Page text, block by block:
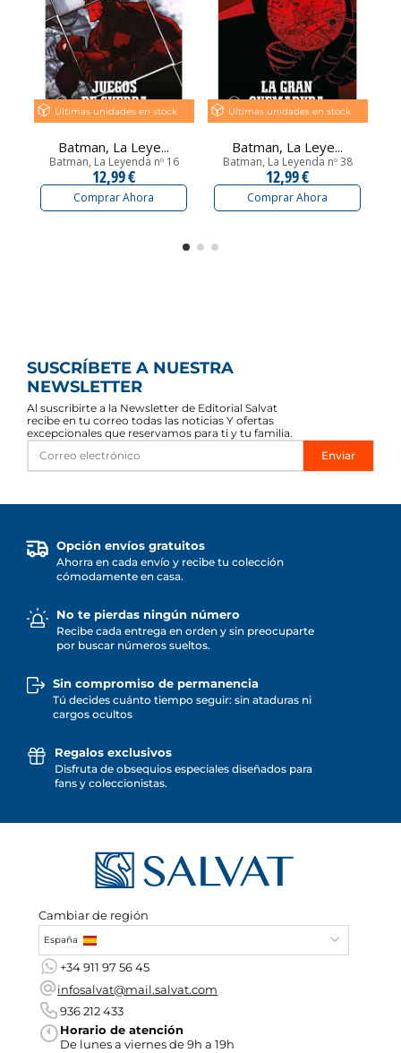
Últimas unidades en stock
Batman, La Leye...
Batman, La Leyenda nº 16
12,99 €
Comprar Ahora
Últimas unidades en stock
Batman, La Leye...
Batman, La Leyenda nº 38
12,99 €
Comprar Ahora
SUSCRÍBETE A NUESTRA
NEWSLETTER
Al suscribirte a la Newsletter de Editorial Salvat
recibe en tu correo todas las noticias Y ofertas
excepcionales que reservamos para ti y tu familia.
Enviar
Opción envíos gratuitos
Ahorra en cada envío y recibe tu colección
cómodamente en casa.
No te pierdas ningún número
Recibe cada entrega en orden y sin preocuparte
por buscar números sueltos.
Sin compromiso de permanencia
Tú decides cuánto tiempo seguir: sin ataduras ni
cargos ocultos
Regalos exclusivos
Disfruta de obsequios especiales diseñados para
fans y coleccionistas.
Cambiar de región
España
+34 911 97 56 45
infosalvat@mail.salvat.com
936 212 433
Horario de atención
De lunes a viernes de 9h a 19h